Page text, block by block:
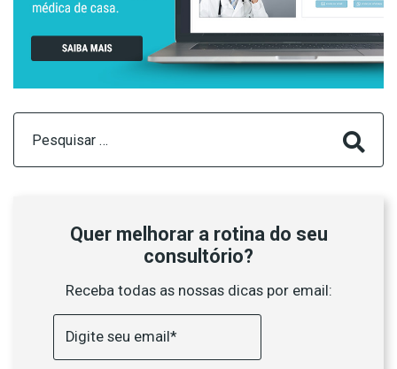
Quer melhorar a rotina do seu
consultório?
Receba todas as nossas dicas por email: